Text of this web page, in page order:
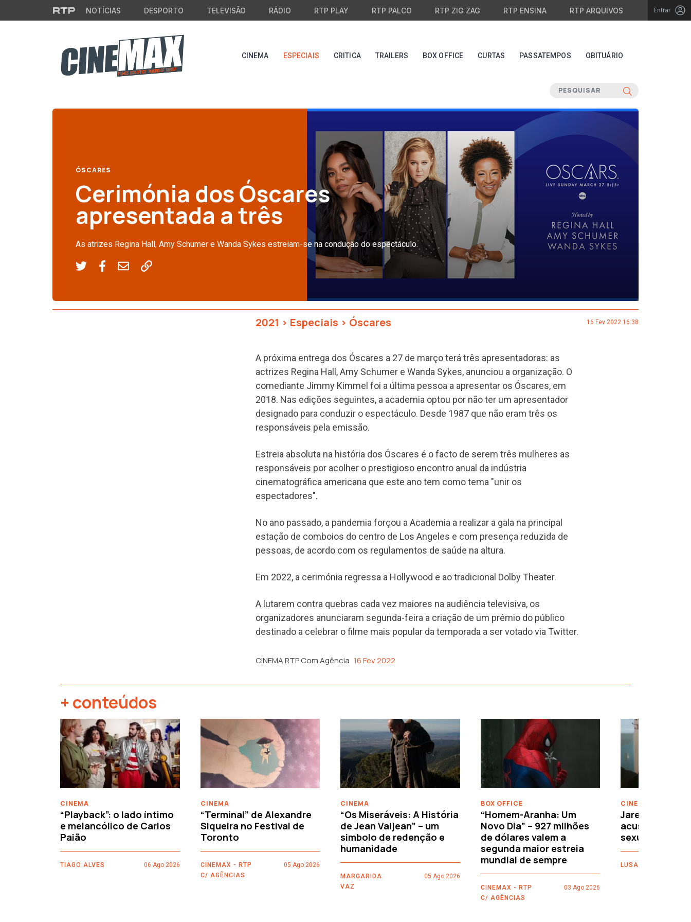
Saltar para o conteúdo principal
NOTÍCIAS DESPORTO TELEVISÃO RÁDIO RTP PLAY RTP PALCO RTP ZIG ZAG RTP ENSINA RTP ARQUIVOS Entrar
CINEMA ESPECIAIS CRITICA TRAILERS BOX OFFICE CURTAS PASSATEMPOS OBITUÁRIO
ÓSCARES
Cerimónia dos Óscares
apresentada a três
As atrizes Regina Hall, Amy Schumer e Wanda Sykes estreiam-se na condução do espectáculo.
2021 > Especiais > Óscares 16 Fev 2022 16:38
A próxima entrega dos Óscares a 27 de março terá três apresentadoras: as
actrizes Regina Hall, Amy Schumer e Wanda Sykes, anunciou a organização. O
comediante Jimmy Kimmel foi a última pessoa a apresentar os Óscares, em
2018. Nas edições seguintes, a academia optou por não ter um apresentador
designado para conduzir o espectáculo. Desde 1987 que não eram três os
responsáveis pela emissão.
Estreia absoluta na história dos Óscares é o facto de serem três mulheres as
responsáveis por acolher o prestigioso encontro anual da indústria
cinematográfica americana que este ano tem como tema "unir os
espectadores".
No ano passado, a pandemia forçou a Academia a realizar a gala na principal
estação de comboios do centro de Los Angeles e com presença reduzida de
pessoas, de acordo com os regulamentos de saúde na altura.
Em 2022, a cerimónia regressa a Hollywood e ao tradicional Dolby Theater.
A lutarem contra quebras cada vez maiores na audiência televisiva, os
organizadores anunciaram segunda-feira a criação de um prémio do público
destinado a celebrar o filme mais popular da temporada a ser votado via Twitter.
CINEMA RTP Com Agência 16 Fev 2022
+ conteúdos
CINEMA
“Playback”: o lado íntimo
e melancólico de Carlos
Paião
TIAGO ALVES 06 Ago 2026
CINEMA
“Terminal” de Alexandre
Siqueira no Festival de
Toronto
CINEMAX - RTP
C/ AGÊNCIAS
05 Ago 2026
CINEMA
“Os Miseráveis: A História
de Jean Valjean” – um
simbolo de redenção e
humanidade
MARGARIDA
VAZ
05 Ago 2026
BOX OFFICE
“Homem-Aranha: Um
Novo Dia” – 927 milhões
de dólares valem a
segunda maior estreia
mundial de sempre
CINEMAX - RTP
C/ AGÊNCIAS
03 Ago 2026
CINEMA
Jared Leto
acusações de
sexuais
LUSA
‹